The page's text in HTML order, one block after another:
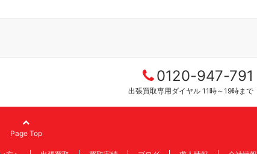
0120-947-791
出張買取専用ダイヤル 11時～19時まで
Page Top